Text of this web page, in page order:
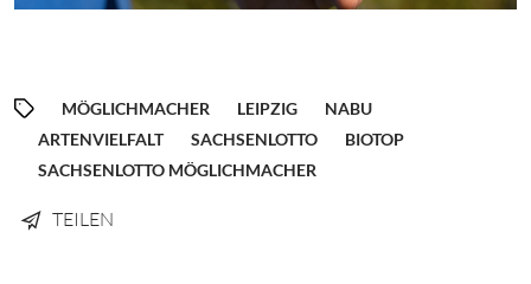
MÖGLICHMACHER LEIPZIG
NABU
ARTENVIELFALT
SACHSENLOTTO
BIOTOP
SACHSENLOTTO MÖGLICHMACHER
TEILEN